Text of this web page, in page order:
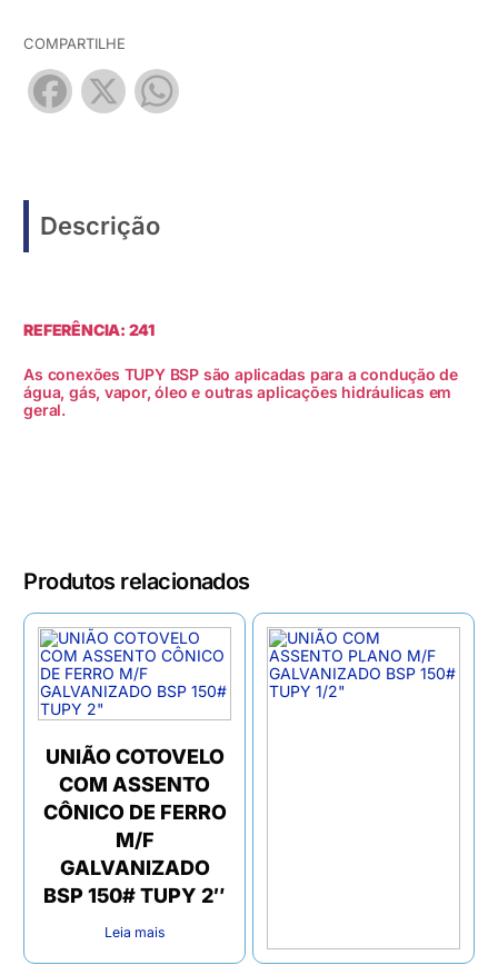
COMPARTILHE
Facebook
X
Descrição
REFERÊNCIA: 241
As conexões TUPY BSP são aplicadas para a condução de
água, gás, vapor, óleo e outras aplicações hidráulicas em
geral.
Produtos relacionados
UNIÃO COTOVELO
COM ASSENTO
CÔNICO DE FERRO
M/F
GALVANIZADO
BSP 150# TUPY 2″
Leia mais